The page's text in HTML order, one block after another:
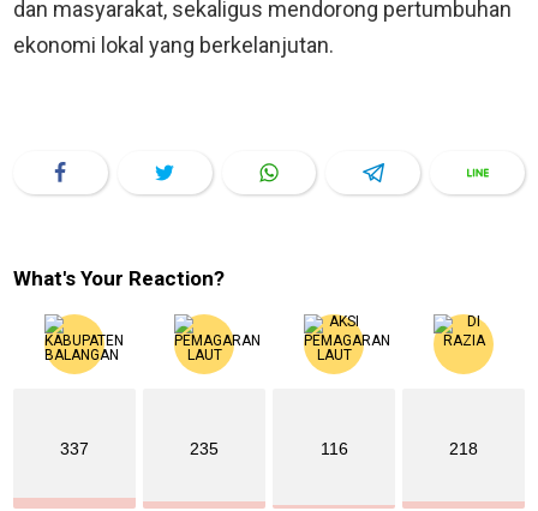
dan masyarakat, sekaligus mendorong pertumbuhan
ekonomi lokal yang berkelanjutan.
What's Your Reaction?
337 235 116 218